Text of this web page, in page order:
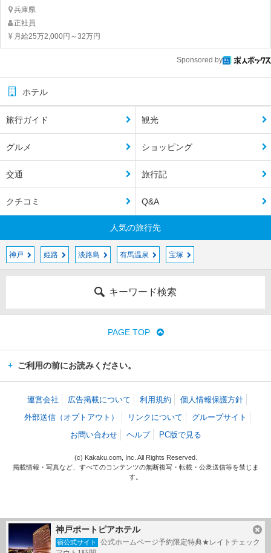
兵庫県
正社員
月給25万2,000円～32万円
Sponsored by
神戸ポートピアホテル
宿公式サイト
公式ホームページ予約限定特典★レイトチェック
ホテル
旅行ガイド 観光
グルメ ショッピング
交通 旅行記
クチコミ Q&A
人気の旅行先
神戸 姫路 淡路島 有馬温泉 宝塚
キーワード検索
PAGE TOP
ご利用の前にお読みください。
運営会社 広告掲載について 利用規約
個人情報保護方針
外部送信（オプトアウト）
リンクについて
グループサイト
お問い合わせ
ヘルプ PC版で見る
(c) Kakaku.com, Inc. All Rights Reserved.
掲載情報・写真など、すべてのコンテンツの無断複写・転載・公衆送信等を禁じま
す。